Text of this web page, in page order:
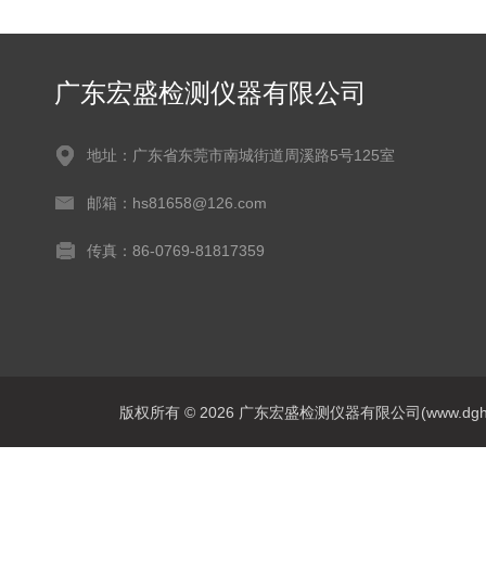
广东宏盛检测仪器有限公司
地址：广东省东莞市南城街道周溪路5号125室
邮箱：hs81658@126.com
传真：86-0769-81817359
版权所有 © 2026 广东宏盛检测仪器有限公司